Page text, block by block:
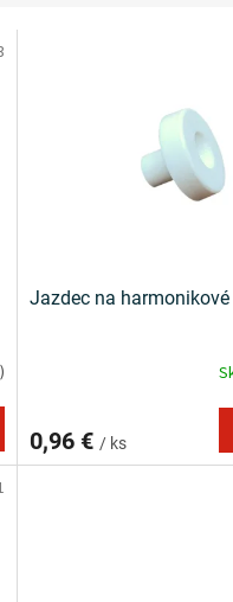
Jazdec na harmonikové
0,96 € / ks